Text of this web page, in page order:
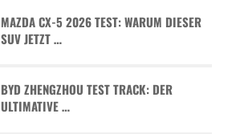
MAZDA CX-5 2026 TEST: WARUM DIESER
SUV JETZT …
BYD ZHENGZHOU TEST TRACK: DER
ULTIMATIVE …